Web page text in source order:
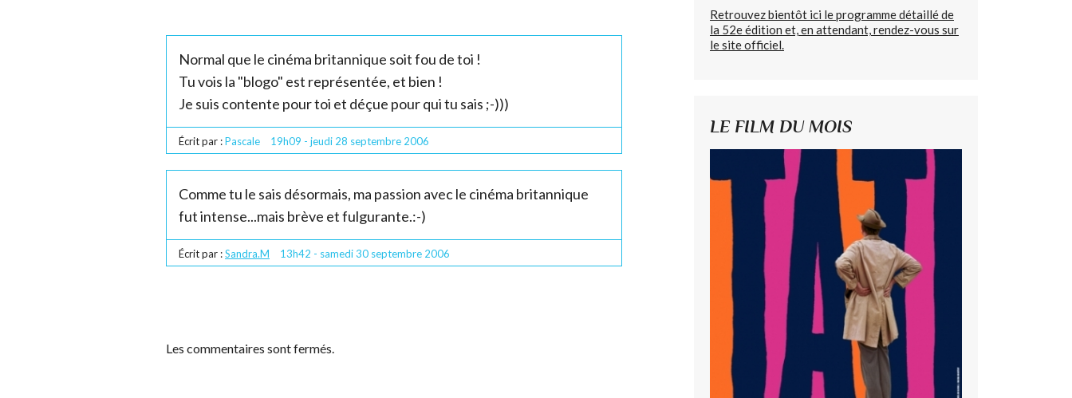
Normal que le cinéma britannique soit fou de toi !
Tu vois la "blogo" est représentée, et bien !
Je suis contente pour toi et déçue pour qui tu sais ;-)))
Écrit par :Pascale 19h09 - jeudi 28 septembre 2006
Comme tu le sais désormais, ma passion avec le cinéma britannique
fut intense...mais brève et fulgurante.:-)
Écrit par :Sandra.M 13h42 - samedi 30 septembre 2006
Les commentaires sont fermés.
Retrouvez bientôt ici le programme détaillé de
la 52e édition et, en attendant, rendez-vous sur
le site officiel.
LE FILM DU MOIS